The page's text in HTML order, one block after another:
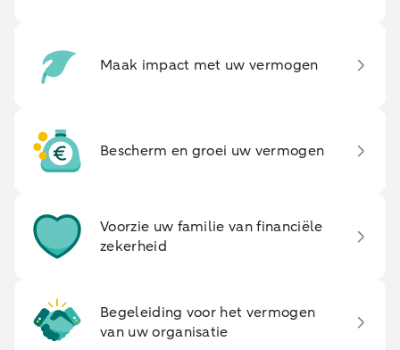
Maak impact met uw vermogen
Bescherm en groei uw vermogen
Voorzie uw familie van financiële
zekerheid
Begeleiding voor het vermogen
van uw organisatie